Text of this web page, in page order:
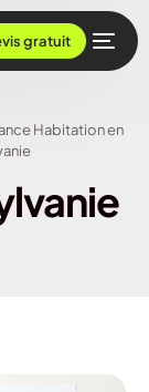
gratuit
Habitation en